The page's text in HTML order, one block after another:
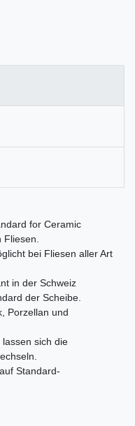
for Ceramic
bei Fliesen aller Art
in der Schweiz
der Scheibe.
Porzellan und
lassen sich die
Standard-